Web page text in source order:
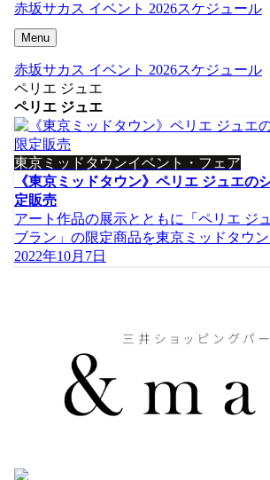
赤坂サカス イベント 2026スケジュール
Menu
赤坂サカス イベント 2026スケジュール
ペリエ ジュエ
ペリエ ジュエ
東京ミッドタウンイベント・フェア
《東京ミッドタウン》ペリエ ジュエの
定販売
アート作品の展示とともに「ペリエ ジ
ブラン」の限定商品を東京ミッドタウ
2022年10月7日